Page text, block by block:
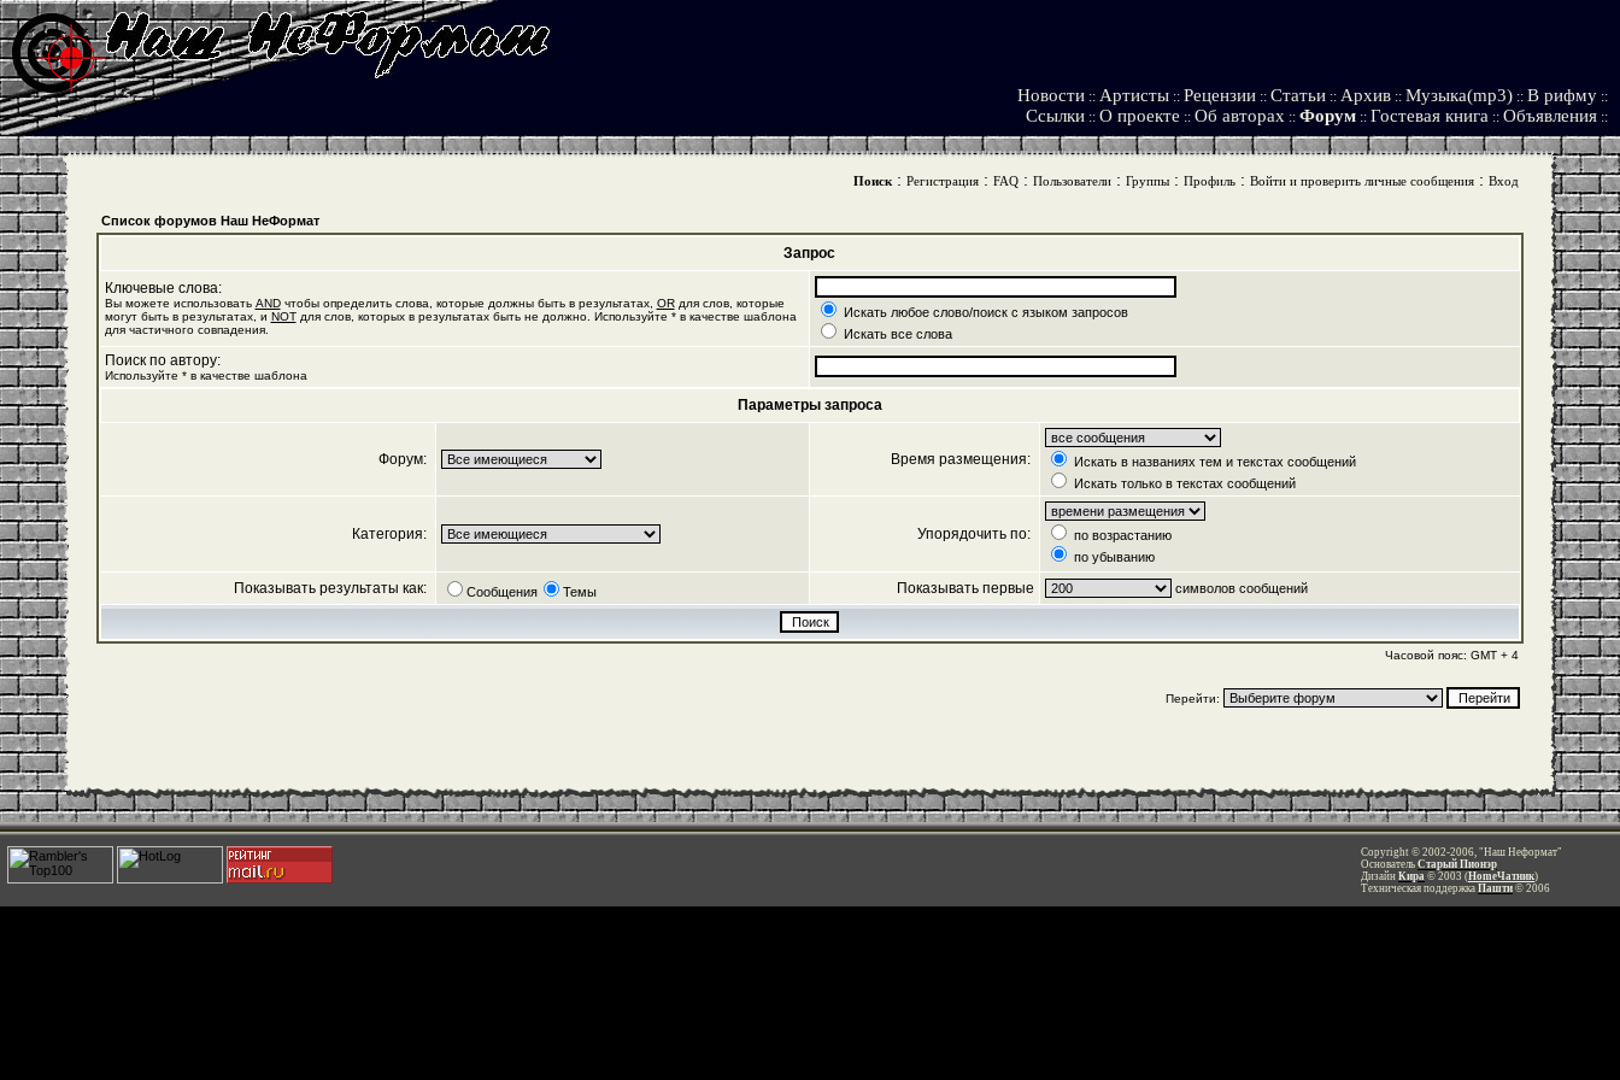
Новости :: Артисты :: Рецензии :: Статьи :: Архив :: Музыка(mp3) :: В рифму ::
Ссылки :: О проекте :: Об авторах :: Форум :: Гостевая книга :: Объявления ::
Поиск: Регистрация: FAQ: Пользователи: Группы: Профиль: Войти и проверить личные сообщения: Вход
Список форумов Наш НеФормат
Запрос
Ключевые слова:
Вы можете использовать ANDчтобы определить слова, которые должны быть в результатах, ORдля слов, которые
могут быть в результатах, и NOTдля слов, которых в результатах быть не должно. Используйте * в качестве шаблона
для частичного совпадения.
Искать любое слово/поиск с языком запросов
Искать все слова
Поиск по автору:
Используйте * в качестве шаблона
Параметры запроса
Форум: Время размещения:
Искать в названиях тем и текстах сообщений
Искать только в текстах сообщений
Категория: Упорядочить по:
по возрастанию
по убыванию
Показывать результаты как: Сообщения Темы Показывать первые символов сообщений
Часовой пояс: GMT + 4
Перейти:
Copyright © 2002-2006, "Наш Неформат"
Основатель Старый Пионэр
Дизайн Кира © 2003 (HomeЧатник)
Техническая поддержка Пашти © 2006